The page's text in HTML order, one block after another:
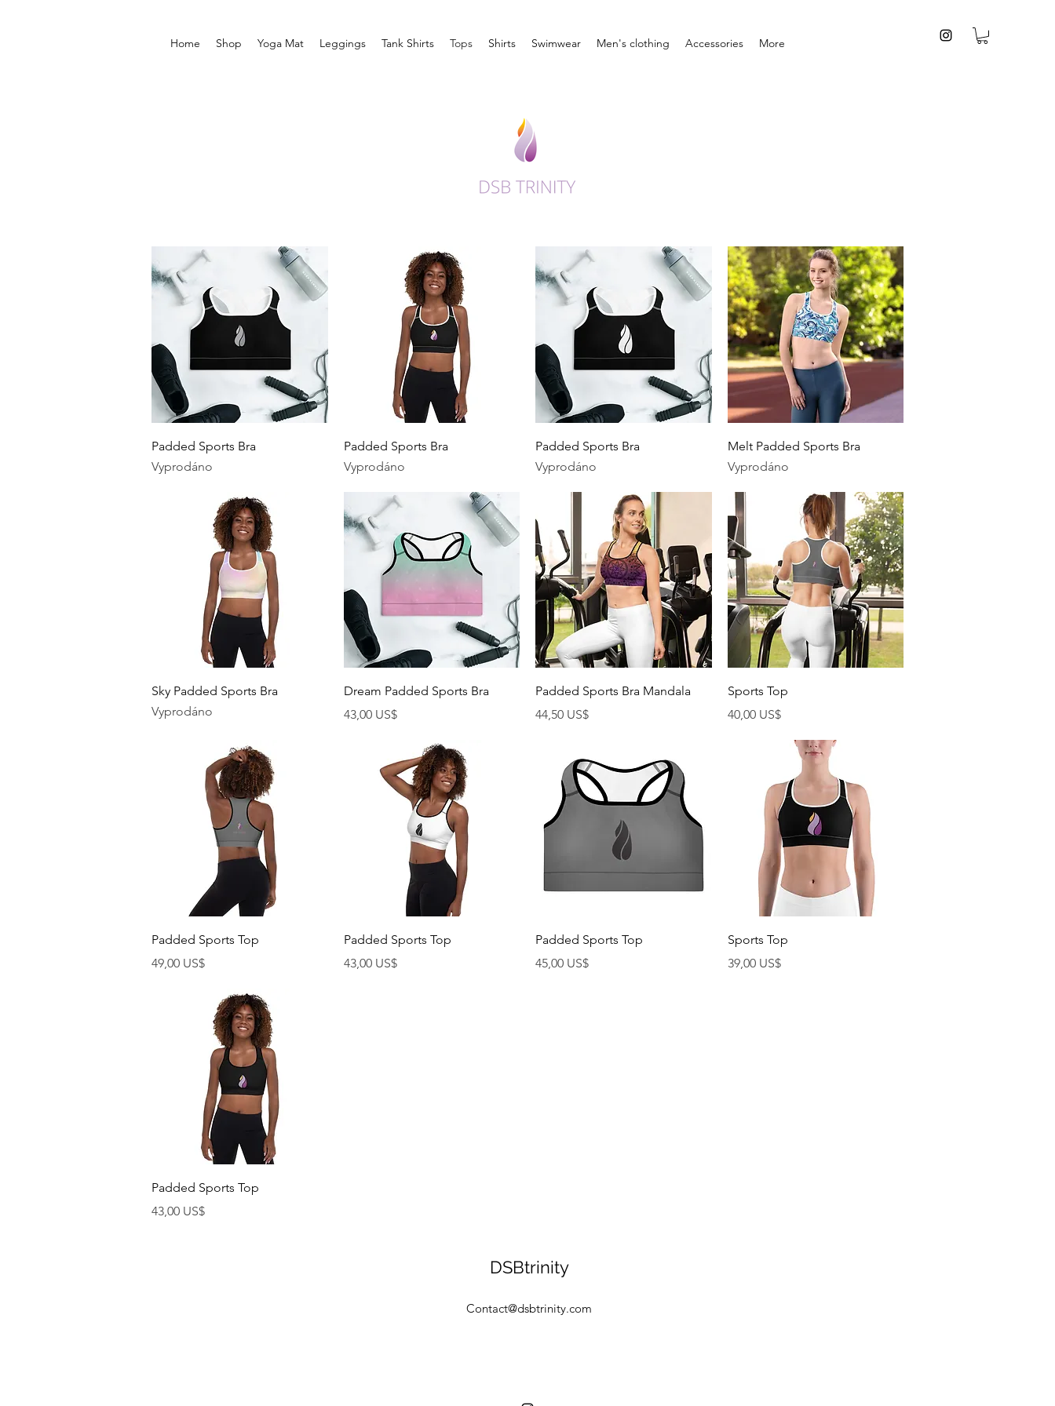
Home Shop Yoga Mat Leggings Tank Shirts Tops Shirts Swimwear Men's clothing Accessories More
Rychlý náhled
Padded Sports Bra
Vyprodáno
Rychlý náhled
Padded Sports Bra
Vyprodáno
Rychlý náhled
Padded Sports Bra
Vyprodáno
Rychlý náhled
Melt Padded Sports Bra
Vyprodáno
Rychlý náhled
Sky Padded Sports Bra
Vyprodáno
Rychlý náhled
Dream Padded Sports Bra
Cena
43,00 US$
Rychlý náhled
Padded Sports Bra Mandala
Cena
44,50 US$
Rychlý náhled
Sports Top
Cena
40,00 US$
Rychlý náhled
Padded Sports Top
Cena
49,00 US$
Rychlý náhled
Padded Sports Top
Cena
43,00 US$
Rychlý náhled
Padded Sports Top
Cena
45,00 US$
Rychlý náhled
Sports Top
Cena
39,00 US$
Rychlý náhled
Padded Sports Top
Cena
43,00 US$
DSBtrinity
Contact@dsbtrinity.com